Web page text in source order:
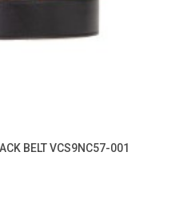
BELT VCS9NC57-001